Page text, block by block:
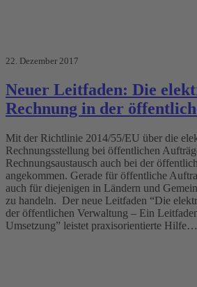
22. Dezember 2017
Neuer Leitfaden: Die
Rechnung in der
Mit der Richtlinie 2014/55/EU über die
Rechnungsstellung bei öffentlichen
Rechnungsaustausch auch bei der
angekommen. Gerade für öffentliche
auch für diejenigen in Ländern und
zu handeln. Der neue Leitfaden “Die
der öffentlichen Verwaltung – Ein
Umsetzung” leistet praxisorientierte Hilfe…